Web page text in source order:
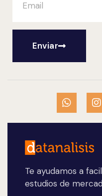
Te ayudamos a
estudios de
Enviar